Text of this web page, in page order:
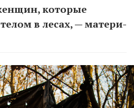
которые
в лесах, — матери-